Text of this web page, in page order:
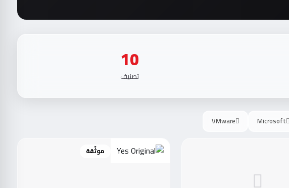
10
تصنيف
Microsoft
VMware
موثّقة